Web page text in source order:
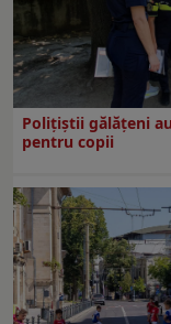
Polițiștii gălățeni
pentru copii